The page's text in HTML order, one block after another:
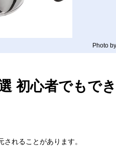
Photo
初心者でもで
れることがあります。